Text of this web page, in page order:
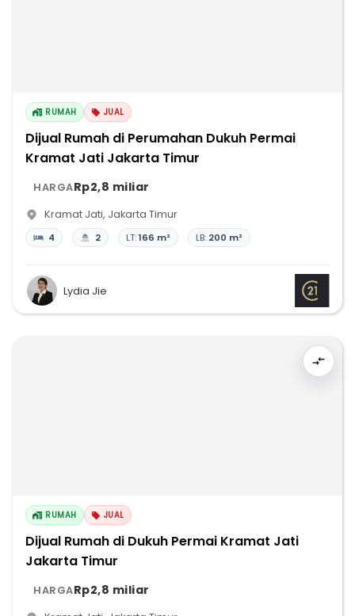
RUMAH JUAL
Dijual Rumah di Perumahan Dukuh Permai
Kramat Jati Jakarta Timur
HARGARp2,8 miliar
Kramat Jati, Jakarta Timur
4 2 LT:166 m² LB: 200 m²
Lydia Jie
RUMAH JUAL
Dijual Rumah di Dukuh Permai Kramat Jati
Jakarta Timur
HARGARp2,8 miliar